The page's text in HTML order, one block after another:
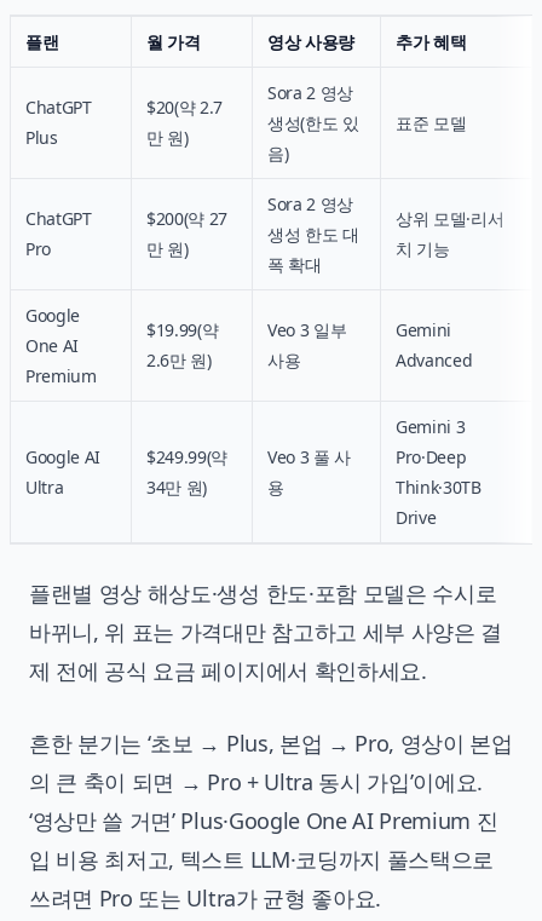
플랜 월 가격 영상 사용량 추가 혜택
ChatGPT
Plus
$20(약 2.7
만 원)
Sora 2 영상
생성(한도 있
음)
표준 모델
ChatGPT
Pro
$200(약 27
만 원)
Sora 2 영상
생성 한도 대
폭 확대
상위 모델·리서
치 기능
Google
One AI
Premium
$19.99(약
2.6만 원)
Veo 3 일부
사용
Gemini
Advanced
Google AI
Ultra
$249.99(약
34만 원)
Veo 3 풀 사
용
Gemini 3
Pro·Deep
Think·30TB
Drive
플랜별 영상 해상도·생성 한도·포함 모델은 수시로
바뀌니, 위 표는 가격대만 참고하고 세부 사양은 결
제 전에 공식 요금 페이지에서 확인하세요.
흔한 분기는 ‘초보 → Plus, 본업 → Pro, 영상이 본업
의 큰 축이 되면 → Pro + Ultra 동시 가입’이에요.
‘영상만 쓸 거면’ Plus·Google One AI Premium 진
입 비용 최저고, 텍스트 LLM·코딩까지 풀스택으로
쓰려면 Pro 또는 Ultra가 균형 좋아요.